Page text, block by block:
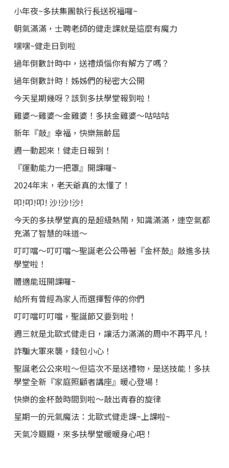
小年夜~多扶集團執行長送祝福囉~
朝氣滿滿，士聘老師的健走課就是這麼有魔力
嘿嘿~健走日到啦
過年倒數計時中，送禮煩惱你有解方了嗎？
過年倒數計時！姊姊們的秘密大公開
今天星期幾呀？該到多扶學堂報到啦！
雞婆～雞婆～金雞婆！多扶金雞婆～咕咕咕
新年『敲』幸福，快樂無齡屆
週一動起來！健走日報到！
『運動能力一把罩』開課囉~
2024年末，老天爺真的太懂了！
叩!叩!叩! 沙!沙!沙!
今天的多扶學堂真的是超級熱鬧，知識滿滿，連空氣都
充滿了智慧的味道～
叮叮噹～叮叮噹～聖誕老公公帶著『金杯鼓』敲進多扶
學堂啦！
體適能班開課囉~
給所有曾經為家人而選擇暫停的你們
叮叮噹叮叮噹，聖誕節又要到啦！
週三就是北歐式健走日，讓活力滿滿的周中不再平凡！
詐騙大軍來襲，錢包小心！
聖誕老公公來啦～但這次不是送禮物，是送技能！多扶
學堂全新『家庭照顧者講座』暖心登場！
快樂的金杯鼓時間到啦～敲出青春的旋律
星期一的元氣魔法：北歐式健走課~上課啦~
天氣冷颼颼，來多扶學堂暖暖身心吧！